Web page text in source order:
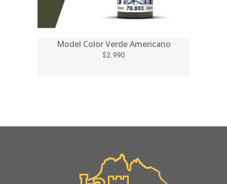
Model Color Verde Americano
$2.990